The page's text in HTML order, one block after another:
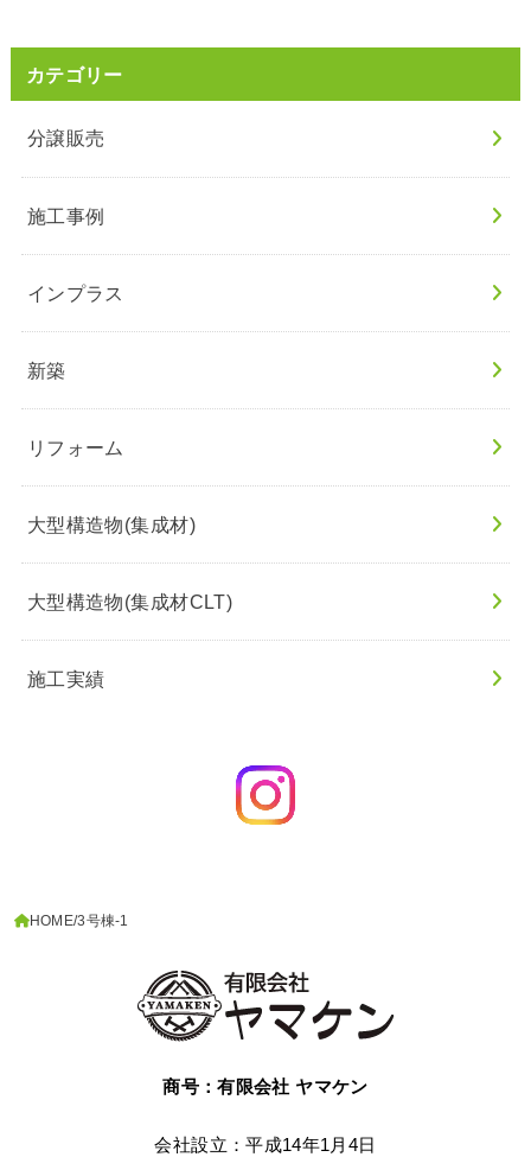
カテゴリー
分譲販売
施工事例
インプラス
新築
リフォーム
大型構造物(集成材)
大型構造物(集成材CLT)
施工実績
HOME 3号棟-1
商号：有限会社 ヤマケン
会社設立：平成14年1月4日